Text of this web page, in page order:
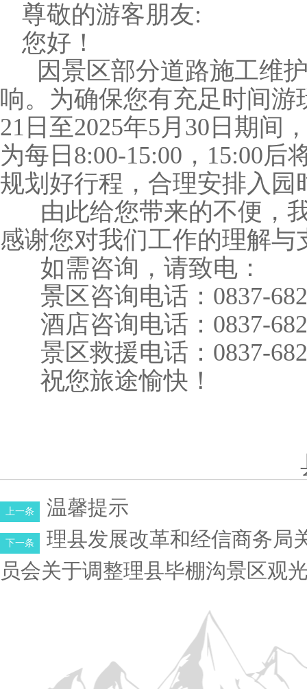
尊敬的游客朋友:
您好！
因景区部分道路施工维
响。为确保您有充足时间游
21日至2025年5月30日期间
为每日8:00-15:00，15:00
规划好行程，合理安排入园
由此给您带来的不便，
感谢您对我们工作的理解与
如需咨询，请致电：
景区咨询电话：0837-
酒店咨询电话：0837-
景区救援电话：0837-
祝您旅途愉快！
上一条 温馨提示
下一条
理县发展改革和经信商务局
员会关于调整理县毕棚沟景区观